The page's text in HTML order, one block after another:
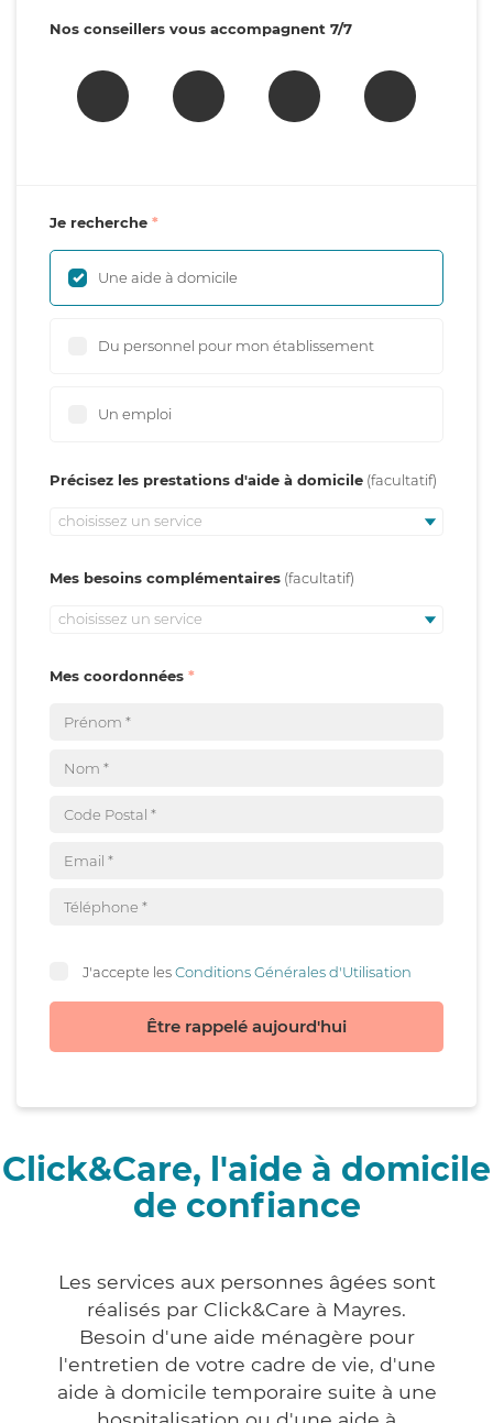
Nos conseillers vous accompagnent 7/7
Je recherche
Une aide à domicile
Du personnel pour mon établissement
Un emploi
Précisez les prestations d'aide à domicile
choisissez un service
Mes besoins complémentaires
choisissez un service
Mes coordonnées
J'accepte lesConditions Générales d'Utilisation
Être rappelé aujourd'hui
Click&Care, l'aide à domicile
de confiance
Les services aux personnes âgées sont
réalisés par Click&Care à Mayres.
Besoin d'une aide ménagère pour
l'entretien de votre cadre de vie, d'une
aide à domicile temporaire suite à une